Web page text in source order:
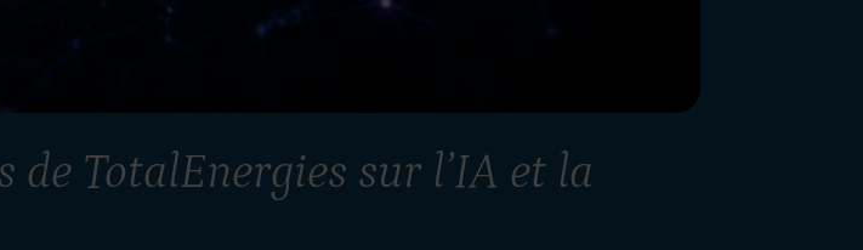
TotalEnergies sur l’IA et la